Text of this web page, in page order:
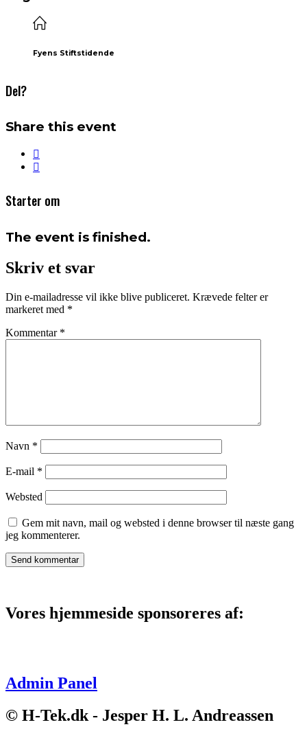
Fyens Stiftstidende
Del?
Share this event
Starter om
The event is finished.
Skriv et svar
Din e-mailadresse vil ikke blive publiceret. Krævede felter er
markeret med *
Kommentar *
Navn *
E-mail *
Websted
Gem mit navn, mail og websted i denne browser til næste gang
jeg kommenterer.
Vores hjemmeside sponsoreres af:
Admin Panel
© H-Tek.dk - Jesper H. L. Andreassen